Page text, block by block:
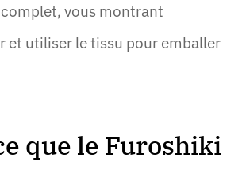
vous montrant
et utiliser le tissu pour emballer
que le Furoshiki